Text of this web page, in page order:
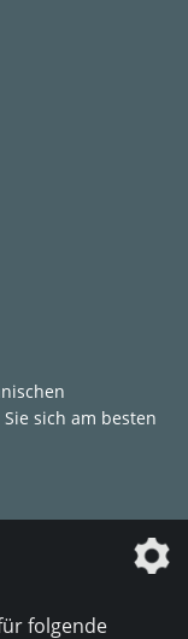
sich am besten
der
folgende